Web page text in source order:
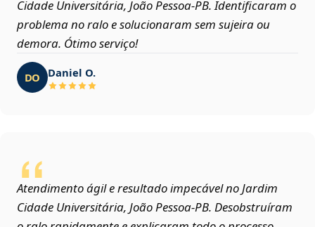
Cidade Universitária, João Pessoa‑PB. Identificaram o
problema no ralo e solucionaram sem sujeira ou
demora. Ótimo serviço!
DO Daniel O.
Atendimento ágil e resultado impecável no Jardim
Cidade Universitária, João Pessoa‑PB. Desobstruíram